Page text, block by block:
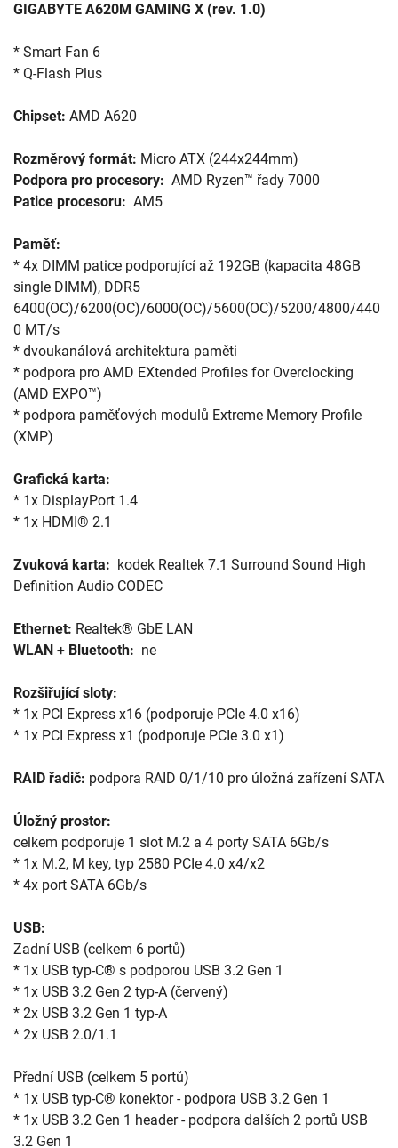
GIGABYTE A620M GAMING X (rev. 1.0)
* Smart Fan 6
* Q-Flash Plus
Chipset: AMD A620
Rozměrový formát:
Podpora pro procesory:
Patice procesoru: AM5
Paměť:
* 4x DIMM patice podporující až 192GB (kapacita 48GB
single DIMM), DDR5
6400(OC)/6200(OC)/6000(OC)/5600(OC)/5200/4800/440
0 MT/s
* dvoukanálová architektura paměti
* podpora pro AMD EXtended Profiles for Overclocking
(AMD EXPO™)
* podpora paměťových modulů Extreme Memory Profile
(XMP)
Grafická karta:
* 1x DisplayPort 1.4
* 1x HDMI® 2.1
Zvuková karta: kodek Realtek 7.1 Surround Sound High
Definition Audio CODEC
Ethernet:
WLAN + Bluetooth: ne
Rozšiřující sloty:
* 1x PCI Express x16 (podporuje PCIe 4.0 x16)
* 1x PCI Express x1 (podporuje PCIe 3.0 x1)
RAID řadič: podpora RAID 0/1/10 pro úložná zařízení SATA
Úložný prostor:
celkem podporuje 1 slot M.2 a 4 porty SATA 6Gb/s
* 1x M.2, M key, typ 2580 PCIe 4.0 x4/x2
* 4x port SATA 6Gb/s
USB:
Zadní USB (celkem 6 portů)
* 1x USB typ-C® s podporou USB 3.2 Gen 1
* 1x USB 3.2 Gen 2 typ-A (červený)
* 2x USB 3.2 Gen 1 typ-A
* 2x USB 2.0/1.1
Přední USB (celkem 5 portů)
* 1x USB typ-C® konektor - podpora USB 3.2 Gen 1
* 1x USB 3.2 Gen 1 header - podpora dalších 2 portů USB
3.2 Gen 1